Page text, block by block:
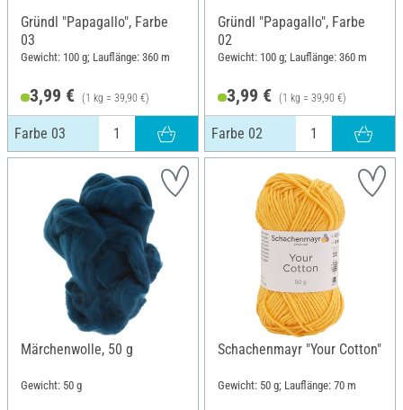
Gründl "Papagallo", Farbe
03
Gewicht: 100 g; Lauflänge: 360 m
3,99 € (1 kg = 39,90 €)
Farbe 03
Gründl "Papagallo", Farbe
02
Gewicht: 100 g; Lauflänge: 360 m
3,99 € (1 kg = 39,90 €)
Farbe 02
Märchenwolle, 50 g
Gewicht: 50 g
Schachenmayr "Your Cotton"
Gewicht: 50 g; Lauflänge: 70 m